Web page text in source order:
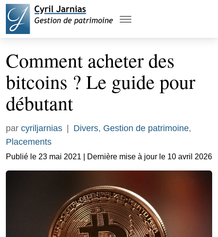
Comment acheter des
bitcoins ? Le guide pour
débutant
par cyriljarnias Divers, Gestion de patrimoine,
Placements
Publié le 23 mai 2021 | Dernière mise à jour le 10 avril 2026